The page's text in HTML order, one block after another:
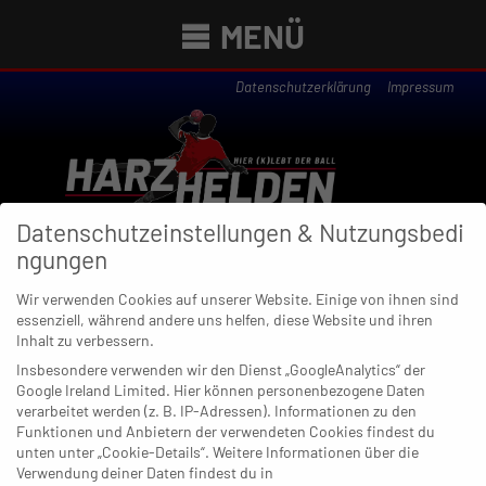
MENÜ
Datenschutzerklärung Impressum
Newsübersicht
05. APRIL 2020
Hängepartie: Diese drei sitzen auf
heißen Kohlen
Datenschutzeinstellungen & Nutzungsbedi
ngungen
Wir verwenden Cookies auf unserer Website. Einige von ihnen sind
essenziell, während andere uns helfen, diese Website und ihren
Inhalt zu verbessern.
Insbesondere verwenden wir den Dienst „GoogleAnalytics“ der
Google Ireland Limited. Hier können personenbezogene Daten
verarbeitet werden (z. B. IP-Adressen). Informationen zu den
Funktionen und Anbietern der verwendeten Cookies findest du
unten unter „Cookie-Details“. Weitere Informationen über die
Verwendung deiner Daten findest du in